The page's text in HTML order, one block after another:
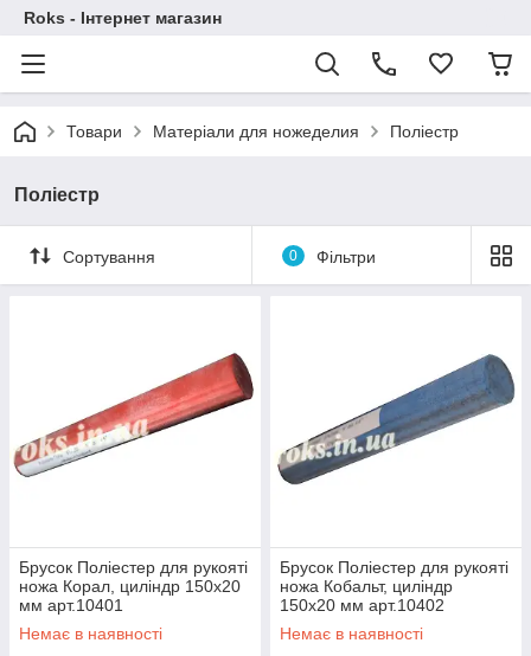
Roks - Інтернет магазин
Товари Матеріали для ножеделия Поліестр
Поліестр
Сортування 0 Фільтри
Брусок Поліестер для рукояті
ножа Корал, циліндр 150х20
мм арт.10401
Немає в наявності
Брусок Поліестер для рукояті
ножа Кобальт, циліндр
150х20 мм арт.10402
Немає в наявності